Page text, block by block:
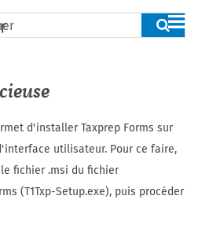
Main Content
d'installerTaxprep Forms sur
utilisateur. Pour ce faire,
fichier .msi du fichier
(T1Txp-Setup.exe), puis procéder